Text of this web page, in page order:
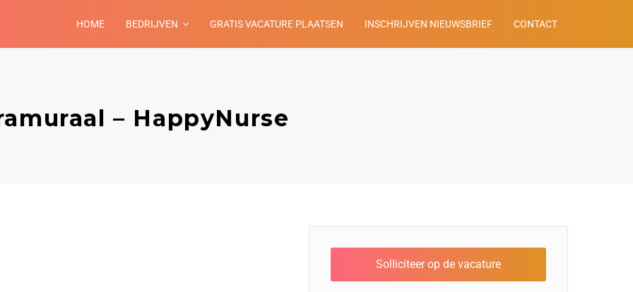
HOME BEDRIJVEN GRATIS VACATURE PLAATSEN INSCHRIJVEN NIEUWSBRIEF CONTACT
– HappyNurse